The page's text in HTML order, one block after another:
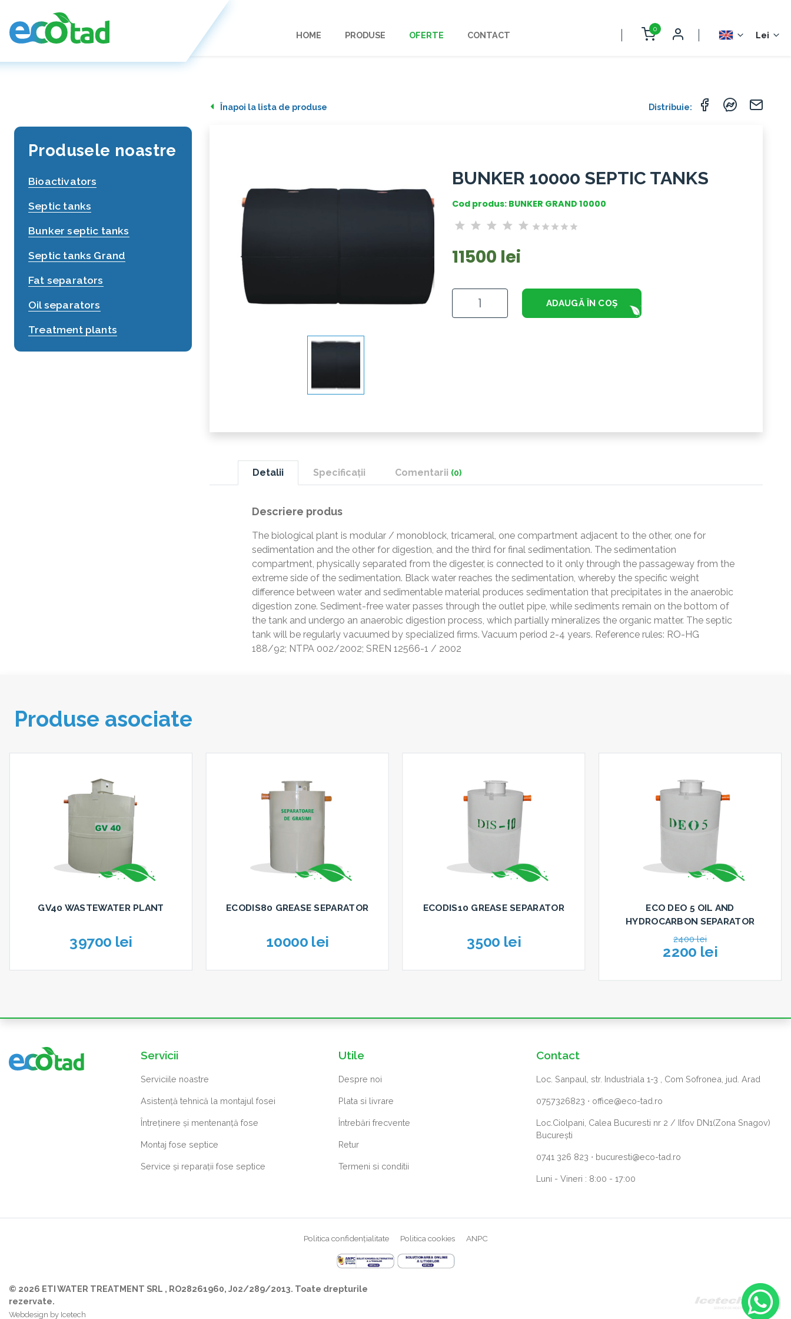
HOME PRODUSE OFERTE CONTACT
0
Lei
Produsele noastre
Bioactivators
Septic tanks
Bunker septic tanks
Septic tanks Grand
Fat separators
Oil separators
Treatment plants
Înapoi la lista de produse Distribuie:
BUNKER 10000 SEPTIC TANKS
Cod produs: BUNKER GRAND 10000
11500 lei
ADAUGĂ ÎN COȘ
Detalii Specificații Comentarii (0)
Descriere produs
The biological plant is modular / monoblock, tricameral, one compartment adjacent to the other, one for
sedimentation and the other for digestion, and the third for final sedimentation. The sedimentation
compartment, physically separated from the digester, is connected to it only through the passageway from the
extreme side of the sedimentation. Black water reaches the sedimentation, whereby the specific weight
difference between water and sedimentable material produces sedimentation that precipitates in the anaerobic
digestion zone. Sediment-free water passes through the outlet pipe, while sediments remain on the bottom of
the tank and undergo an anaerobic digestion process, which partially mineralizes the organic matter. The septic
tank will be regularly vacuumed by specialized firms. Vacuum period 2-4 years. Reference rules: RO-HG
188/92; NTPA 002/2002; SREN 12566-1 / 2002
Produse asociate
GV40 WASTEWATER PLANT
39700 lei
ECODIS80 GREASE SEPARATOR
10000 lei
ECODIS10 GREASE SEPARATOR
3500 lei
ECO DEO 5 OIL AND
HYDROCARBON SEPARATOR
2400 lei
2200 lei
Servicii
Serviciile noastre
Asistență tehnică la montajul fosei
Întreținere și mentenanță fose
Montaj fose septice
Service și reparații fose septice
Utile
Despre noi
Plata si livrare
Întrebări frecvente
Retur
Termeni si conditii
Contact
Loc. Sanpaul, str. Industriala 1-3 , Com Sofronea, jud. Arad
0757326823 ⋅ office@eco-tad.ro
Loc.Ciolpani, Calea Bucuresti nr 2 / Ilfov DN1(Zona Snagov)
București
0741 326 823 ⋅ bucuresti@eco-tad.ro
Luni - Vineri : 8:00 - 17:00
© 2026 ETI WATER TREATMENT SRL , RO28261960, J02/289/2013. Toate drepturile
rezervate.
Webdesign by Icetech
Politica confidențialitate Politica cookies ANPC